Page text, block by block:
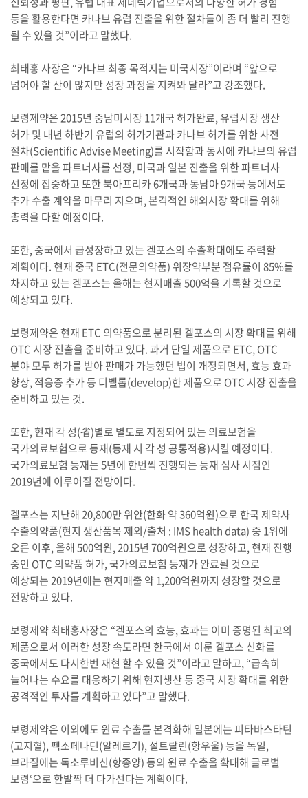
등을 활용한다면 카나브 유럽 진출을 위한 절차들이 좀 더 빨리 진행
될 수 있을 것”이라고 말했다.
최태홍 사장은 “카나브 최종 목적지는 미국시장”이라며 “앞으로
넘어야 할 산이 많지만 성장 과정을 지켜봐 달라”고 강조했다.
보령제약은 2015년 중남미시장 11개국 허가완료, 유럽시장 생산
허가 및 내년 하반기 유럽의 허가기관과 카나브 허가를 위한 사전
절차(Scientific Advise Meeting)를 시작함과 동시에 카나브의 유럽
판매를 맡을 파트너사를 선정, 미국과 일본 진출을 위한 파트너사
선정에 집중하고 또한 북아프리카 6개국과 동남아 9개국 등에서도
추가 수출 계약을 마무리 지으며, 본격적인 해외시장 확대를 위해
총력을 다할 예정이다.
또한, 중국에서 급성장하고 있는 겔포스의 수출확대에도 주력할
계획이다. 현재 중국 ETC(전문의약품) 위장약부분 점유률이 85%를
차지하고 있는 겔포스는 올해는 현지매출 500억을 기록할 것으로
예상되고 있다.
보령제약은 현재 ETC 의약품으로 분리된 겔포스의 시장 확대를 위해
OTC 시장 진출을 준비하고 있다. 과거 단일 제품으로 ETC, OTC
분야 모두 허가를 받아 판매가 가능했던 법이 개정되면서, 효능 효과
향상, 적응증 추가 등 디벨롭(develop)한 제품으로 OTC 시장 진출을
준비하고 있는 것.
또한, 현재 각 성(省)별로 별도로 지정되어 있는 의료보험을
국가의료보험으로 등재(등재 시 각 성 공통적용)시킬 예정이다.
국가의료보험 등재는 5년에 한번씩 진행되는 등재 심사 시점인
2019년에 이루어질 전망이다.
겔포스는 지난해 20,800만 위안(한화 약 360억원)으로 한국 제약사
수출의약품(현지 생산품목 제외/출처 : IMS health data) 중 1위에
오른 이후, 올해 500억원, 2015년 700억원으로 성장하고, 현재 진행
중인 OTC 의약품 허가, 국가의료보험 등재가 완료될 것으로
예상되는 2019년에는 현지매출 약 1,200억원까지 성장할 것으로
전망하고 있다.
보령제약 최태홍사장은 “겔포스의 효능, 효과는 이미 증명된 최고의
제품으로서 이러한 성장 속도라면 한국에서 이룬 겔포스 신화를
중국에서도 다시한번 재현 할 수 있을 것”이라고 말하고, “급속히
늘어나는 수요를 대응하기 위해 현지생산 등 중국 시장 확대를 위한
공격적인 투자를 계획하고 있다”고 말했다.
보령제약은 이외에도 원료 수출를 본격화해 일본에는 피타바스타틴
(고지혈), 펙소페나딘(알레르기), 설트랄린(항우울) 등을 독일,
브라질에는 독소루비신(항종양) 등의 원료 수출을 확대해 글로벌
보령‘으로 한발짝 더 다가선다는 계획이다.